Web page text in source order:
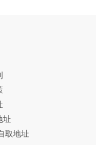
址
取地址